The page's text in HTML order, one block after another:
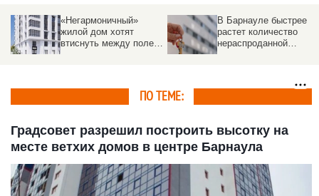
«Негармоничный»
жилой дом хотят
втиснуть между полем
В Барнауле быстрее
растет количество
нераспроданной
ПО ТЕМЕ:
Градсовет разрешил построить высотку на
месте ветхих домов в центре Барнаула